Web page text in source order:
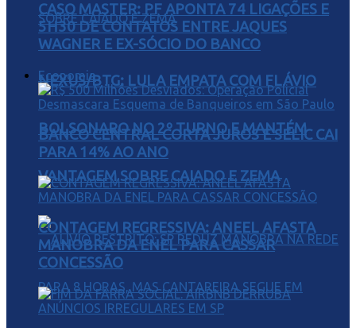
NEXUS/BTG: LULA EMPATA COM FLÁVIO
BOLSONARO NO 2º TURNO E MANTÉM
VANTAGEM SOBRE CAIADO E ZEMA
CASO MASTER: PF APONTA 74 LIGAÇÕES E
5H30 DE CONTATOS ENTRE JAQUES
WAGNER E EX-SÓCIO DO BANCO
Economia
BANCO CENTRAL CORTA JUROS E SELIC CAI
PARA 14% AO ANO
CONTAGEM REGRESSIVA: ANEEL AFASTA
MANOBRA DA ENEL PARA CASSAR
CONCESSÃO